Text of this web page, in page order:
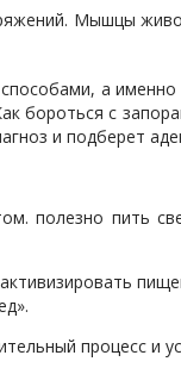
Мышцы
а
бороться с
и подберет
полезно пить
процесс и